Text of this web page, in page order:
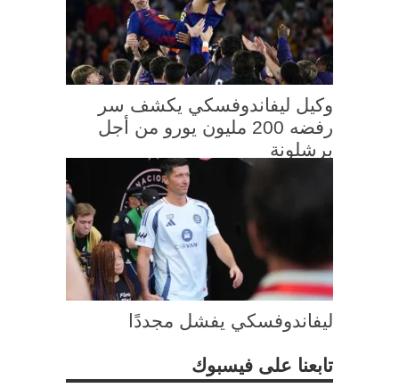
وكيل ليفاندوفسكي يكشف سر
رفضه 200 مليون يورو من أجل
برشلونة
ليفاندوفسكي يفشل مجددًا
تابعنا على فيسبوك